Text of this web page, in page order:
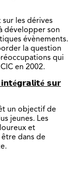
sur les dérives
développer son
évènements.
la question
qui
en 2002.
𝘀𝘂𝗿
un objectif de
jeunes. Les
et
dans de